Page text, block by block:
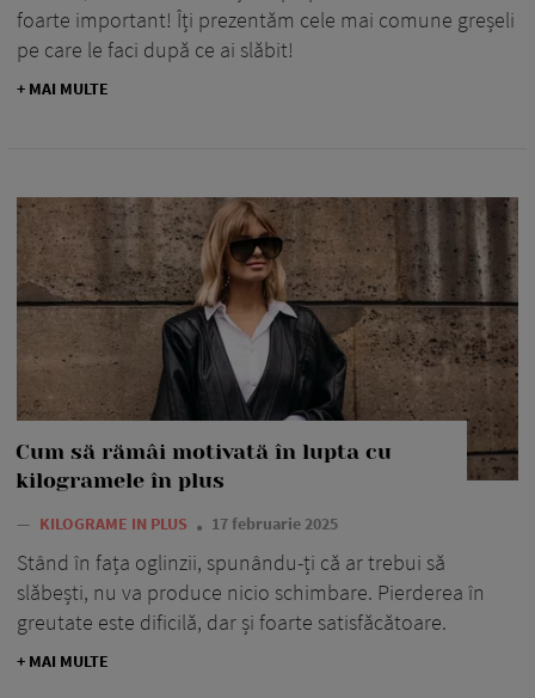
foarte important! Îți prezentăm cele mai comune greșeli
pe care le faci după ce ai slăbit!
+ MAI MULTE
Cum să rămâi motivată în lupta cu
kilogramele în plus
— KILOGRAME IN PLUS 17 februarie 2025
Stând în fața oglinzii, spunându-ți că ar trebui să
slăbești, nu va produce nicio schimbare. Pierderea în
greutate este dificilă, dar și foarte satisfăcătoare.
+ MAI MULTE